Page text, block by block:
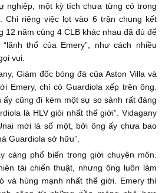
nghiệp, một kỳ tích chưa từng có trong
Chỉ riêng việc lọt vào 6 trận chung kết
12 năm cùng 4 CLB khác nhau đã đủ để
thổ của Emery”, như cách nhiều
vui.
Giám đốc bóng đá của Aston Villa và
Emery, chỉ có Guardiola xếp trên ông.
ấy cũng đi kèm một sự so sánh rất đáng
là HLV giỏi nhất thế giới”. Vidagany
mới là số một, bởi ông ấy chưa bao
Guardiola sở hữu”.
càng phổ biến trong giới chuyên môn.
tài chiến thuật, nhưng ông luôn làm
và hùng mạnh nhất thế giới. Emery thì